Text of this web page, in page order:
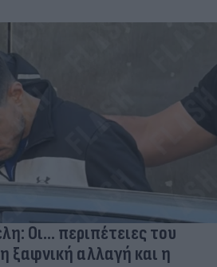
Οι... περιπέτειες του
ξαφνική αλλαγή και η